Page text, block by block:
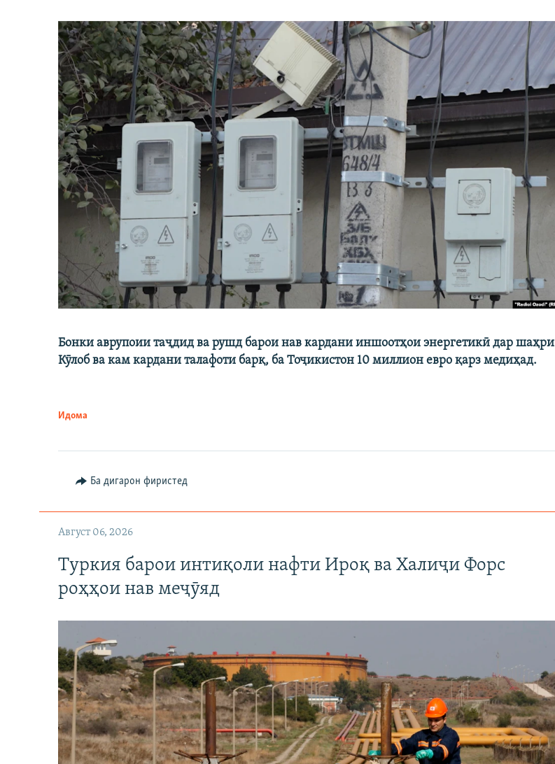
Бонки аврупоии таҷдид ва рушд барои нав кардани иншоотҳои энергетикӣ дар шаҳри
Кӯлоб ва кам кардани талафоти барқ, ба Тоҷикистон 10 миллион евро қарз медиҳад.
Идома
Ба дигарон фиристед
Август 06, 2026
Туркия барои интиқоли нафти Ироқ ва Халиҷи Форс
роҳҳои нав меҷӯяд